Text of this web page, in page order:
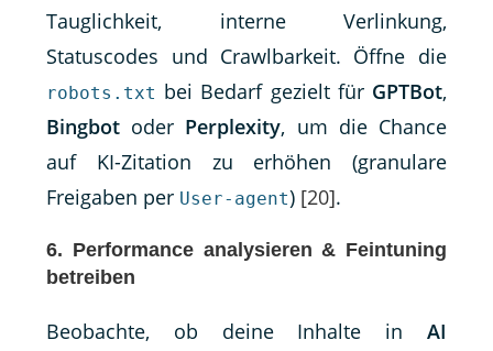
Tauglichkeit, interne Verlinkung,
Statuscodes und Crawlbarkeit. Öffne die
robots.txt bei Bedarf gezielt für GPTBot,
Bingbot oder Perplexity, um die Chance
auf KI-Zitation zu erhöhen (granulare
Freigaben per User-agent) [20].
6. Performance analysieren & Feintuning
betreiben
Beobachte, ob deine Inhalte in AI